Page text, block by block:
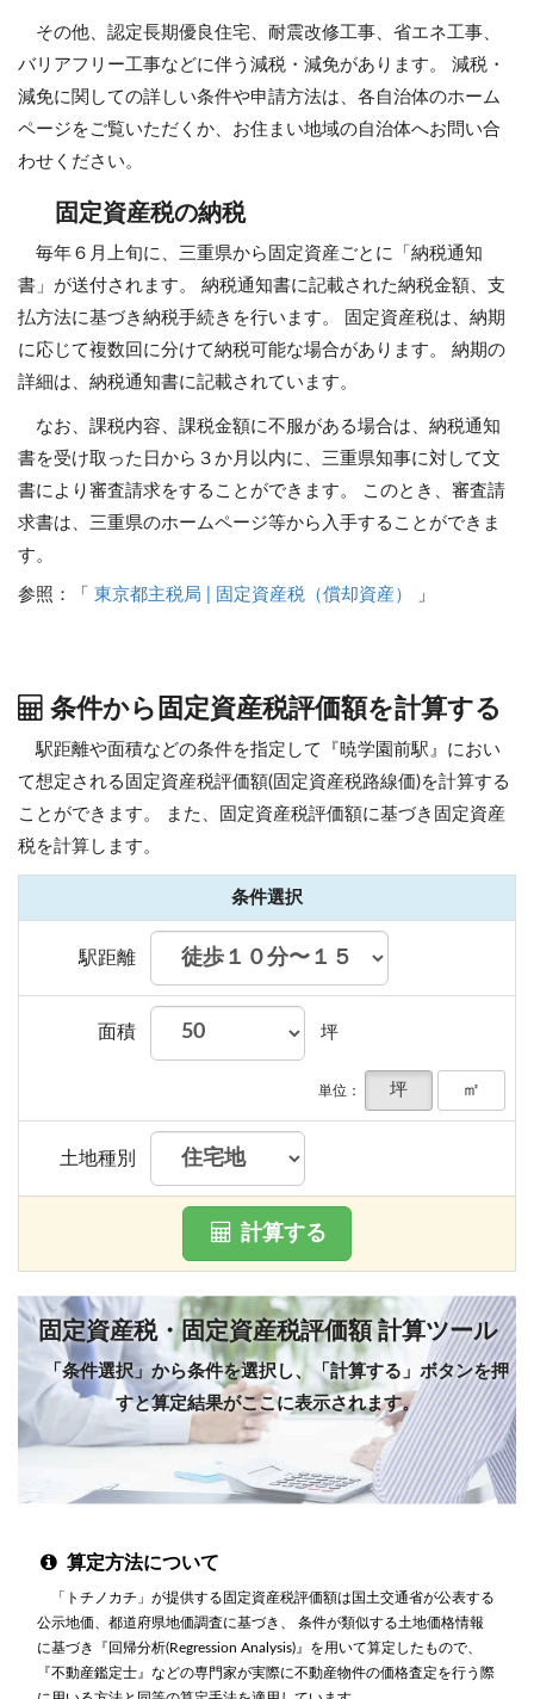
その他、認定長期優良住宅、耐震改修工事、省エネ工事、
バリアフリー工事などに伴う減税・減免があります。 減税・
減免に関しての詳しい条件や申請方法は、各自治体のホーム
ページをご覧いただくか、お住まい地域の自治体へお問い合
わせください。
固定資産税の納税
毎年６月上旬に、三重県から固定資産ごとに「納税通知
書」が送付されます。 納税通知書に記載された納税金額、支
払方法に基づき納税手続きを行います。 固定資産税は、納期
に応じて複数回に分けて納税可能な場合があります。 納期の
詳細は、納税通知書に記載されています。
なお、課税内容、課税金額に不服がある場合は、納税通知
書を受け取った日から３か月以内に、三重県知事に対して文
書により審査請求をすることができます。 このとき、審査請
求書は、三重県のホームページ等から入手することができま
す。
参照：「 東京都主税局 | 固定資産税（償却資産） 」
条件から固定資産税評価額を計算する
駅距離や面積などの条件を指定して『暁学園前駅』におい
て想定される固定資産税評価額(固定資産税路線価)を計算する
ことができます。
また、固定資産税評価額に基づき固定資産
税を計算します。
条件選択
駅距離
面積 坪
単位： 坪 ㎡
土地種別
計算する
固定資産税・固定資産税評価額 計算ツール
「条件選択」から条件を選択し、「計算する」ボタンを押
すと算定結果がここに表示されます。
算定方法について
「トチノカチ」が提供する固定資産税評価額は国土交通省が公表する
公示地価、都道府県地価調査に基づき、 条件が類似する土地価格情報
に基づき『回帰分析(Regression Analysis)』を用いて算定したもので、
『不動産鑑定士』などの専門家が実際に不動産物件の価格査定を行う際